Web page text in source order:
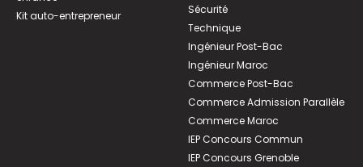
Kit auto-entrepreneur
Sécurité
Technique
Ingénieur Post-Bac
Ingénieur Maroc
Commerce Post-Bac
Commerce Admission Parallèle
Commerce Maroc
IEP Concours Commun
IEP Concours Grenoble